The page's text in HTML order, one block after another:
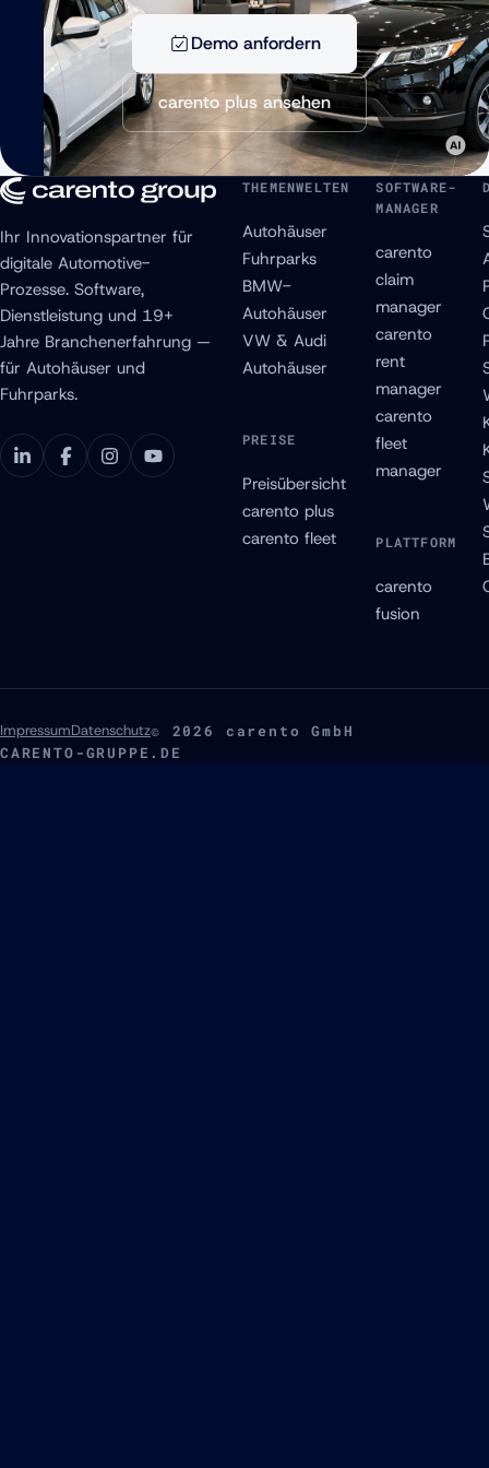
Demo anfordern
carento plus ansehen
Ihr Innovationspartner für
digitale Automotive-
Prozesse. Software,
Dienstleistung und 19+
Jahre Branchenerfahrung —
für Autohäuser und
Fuhrparks.
THEMENWELTEN
Autohäuser
Fuhrparks
BMW-
Autohäuser
VW & Audi
Autohäuser
PREISE
Preisübersicht
carento plus
carento fleet
SOFTWARE-
MANAGER
carento
claim
manager
carento
rent
manager
carento
fleet
manager
PLATTFORM
carento
fusion
ImpressumDatenschutz© 2026 carento GmbH
CARENTO-GRUPPE.DE